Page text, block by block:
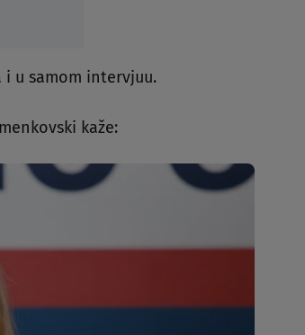
u samom intervjuu.
kaže: